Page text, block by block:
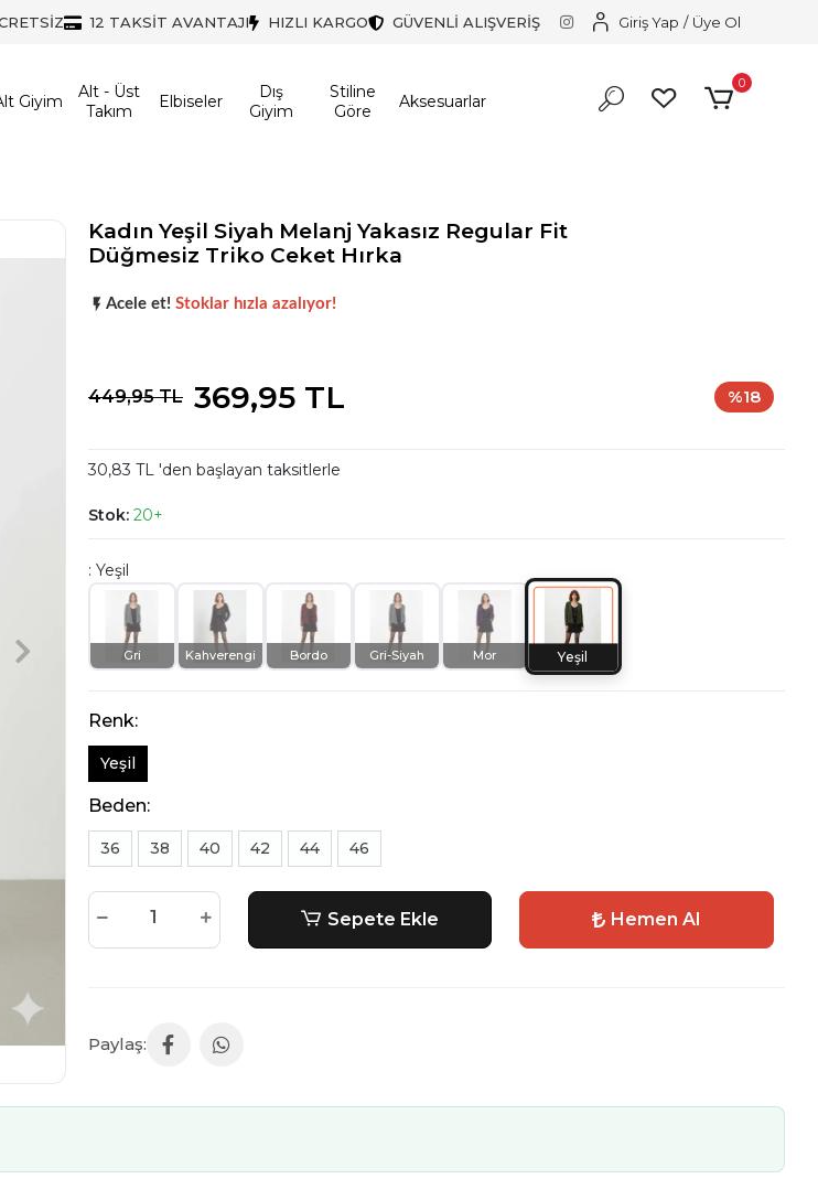
12 TAKSİT AVANTAJI HIZLI KARGO GÜVENLİ ALIŞVERİŞ Giriş Yap / Üye Ol
Giyim
Alt - Üst
Takım
Elbiseler
Dış
Giyim
Stiline
Göre
Aksesuarlar
0
Kadın Yeşil Siyah Melanj Yakasız Regular Fit
Düğmesiz Triko Ceket Hırka
Koleksiyonun en sevilenparçalarından biri.
Acele et! Stoklar hızla azalıyor!
449,95 TL 369,95 TL %18
30,83 TL 'den başlayan taksitlerle
Stok: 20+
: Yeşil
Gri Kahverengi Bordo Gri-Siyah Mor Yeşil
Renk:
Yeşil
Beden:
36 38 40 42 44 46
Sepete Ekle Hemen Al